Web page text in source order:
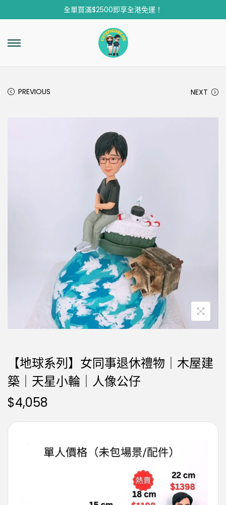
全單買滿$2500即享全港免運！
PREVIOUS NEXT
【地球系列】女同事退休禮物｜木屋建
築｜天星小輪｜人像公仔
$4,058